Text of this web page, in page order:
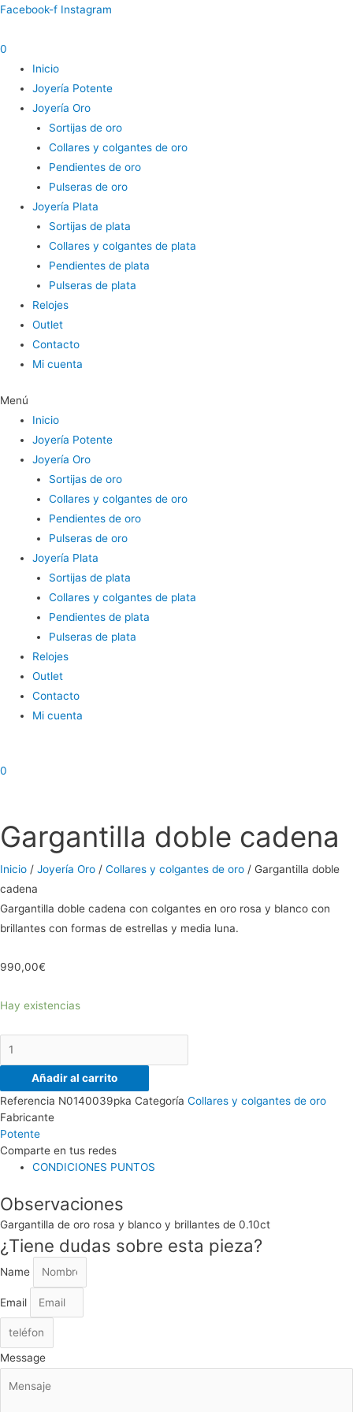
Ir
contenido
Facebook-f Instagram
0
Inicio
Joyería Potente
Joyería Oro
Sortijas de oro
Collares y colgantes de oro
Pendientes de oro
Pulseras de oro
Joyería Plata
Sortijas de plata
Collares y colgantes de plata
Pendientes de plata
Pulseras de plata
Relojes
Outlet
Contacto
Mi cuenta
Menú
Inicio
Joyería Potente
Joyería Oro
Sortijas de oro
Collares y colgantes de oro
Pendientes de oro
Pulseras de oro
Joyería Plata
Sortijas de plata
Collares y colgantes de plata
Pendientes de plata
Pulseras de plata
Relojes
Outlet
Contacto
Mi cuenta
0
Gargantilla doble cadena
Inicio / Joyería Oro / Collares y colgantes de oro / Gargantilla doble
cadena
Gargantilla doble cadena con colgantes en oro rosa y blanco con
brillantes con formas de estrellas y media luna.
990,00€
Hay existencias
Gargantilla
cadena
cantidad
Añadir al carrito
Referencia N0140039pka Categoría Collares y colgantes de oro
Fabricante
Potente
Comparte en tus redes
CONDICIONES PUNTOS
Observaciones
Gargantilla de oro rosa y blanco y brillantes de 0.10ct
¿Tiene dudas sobre esta pieza?
Name
Email
Message